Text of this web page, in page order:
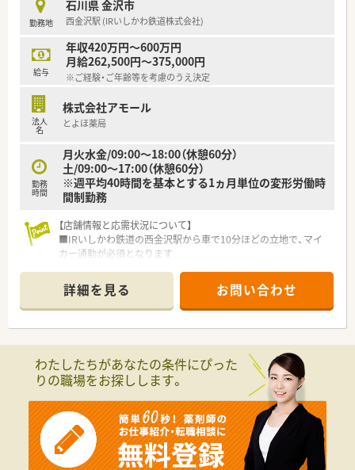
■地域のお祭りやイベントへの参加を通じて地域住民との交流
を深め、信頼関係を築いています。
【こんな方が活躍中】
■子育て中のママさん薬剤師も在籍しており、家庭と仕事を両立
しながら無理なく働いています。
の中でチームワーク良く働いています。
■調剤業務の経験が浅い状態で入社した方も、充実したサポート
勤務地
石川県 金沢市
西金沢駅 (IRいしかわ鉄道株式会社)
給与
年収420万円～600万円
月給262,500円～375,000円
※ご経験・ご年齢等を考慮のうえ決定
法人
名
株式会社アモール
とよほ薬局
勤務
時間
月火水金/09:00～18:00（休憩60分）
土/09:00～17:00（休憩60分）
※週平均40時間を基本とする1ヵ月単位の変形労働時
間制勤務
【店舗情報と応需状況について】
■IRいしかわ鉄道の西金沢駅から車で10分ほどの立地で、マイ
カー通勤が必須となります
処方箋を応需しています
■薬剤師は常時3名から4名ほど配置されており、事務員も数名
在籍している安心の体制です
■正社員としての採用で、年齢は55歳くらいまでの方を対象に
幅広く相談を受け付けています
■ライフイベントに合わせた雇用形態の変更も柔軟に対応可能
■年間休日は120日前後確保されており、ワークライフバランス
を重視する方に最適です
【勤務実態について】
詳細を見る お問い合わせ
わたしたちがあなたの条件にぴった
りの職場をお探しします。